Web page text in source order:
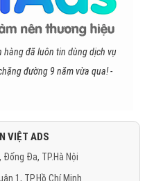
hàng đã luôn tin dùng dịch vụ
đường 9 năm vừa qua! -
VIỆT ADS
Đống Đa, TP.Hà Nội
1, TP.Hồ Chí Minh